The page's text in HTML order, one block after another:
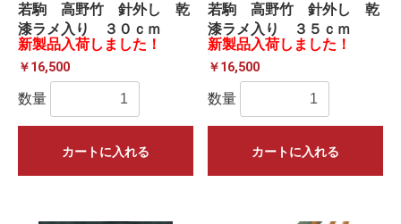
若駒 高野竹 針外し 乾
漆ラメ入り ３０ｃｍ
新製品入荷しました！
￥16,500
数量
カートに入れる
若駒 高野竹 針外し 乾
漆ラメ入り ３５ｃｍ
新製品入荷しました！
￥16,500
数量
カートに入れる